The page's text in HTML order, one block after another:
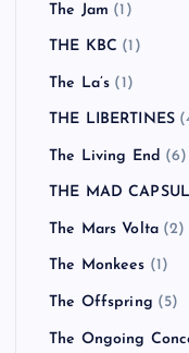
The Jam (1)
THE KBC (1)
The La’s (1)
THE LIBERTINES
The Living End (6)
THE MAD
The Mars Volta (2)
The Monkees (1)
The Offspring (5)
The Ongoing